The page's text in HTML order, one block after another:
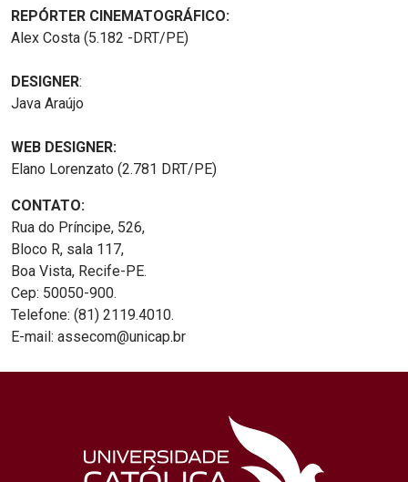
REPÓRTER CINEMATOGRÁFICO:
Alex Costa (5.182 -DRT/PE)
DESIGNER:
Java Araújo
WEB DESIGNER:
Elano Lorenzato (2.781 DRT/PE)
CONTATO:
Rua do Príncipe, 526,
Bloco R, sala 117,
Boa Vista, Recife-PE.
Cep: 50050-900.
Telefone: (81) 2119.4010.
E-mail: assecom@unicap.br